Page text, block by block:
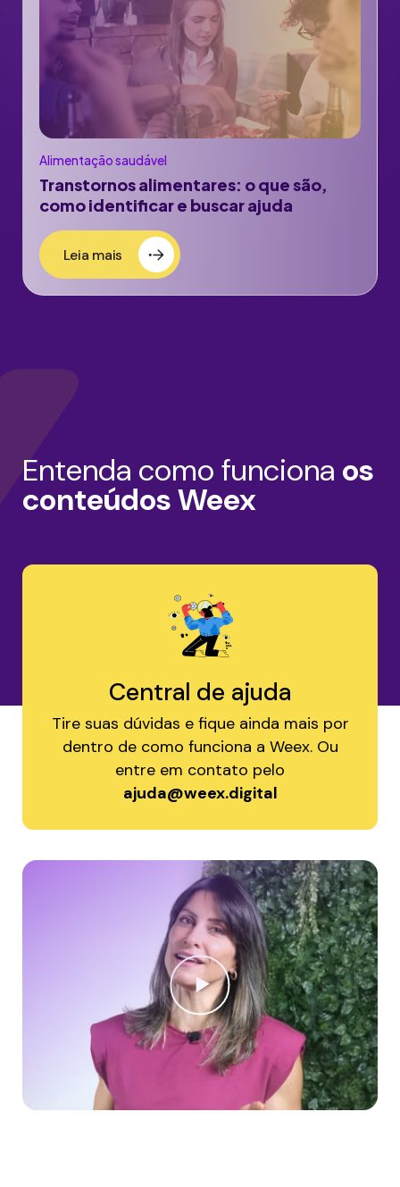
Alimentação saudável
Transtornos alimentares: o que são,
como identificar e buscar ajuda
Leia mais
Entenda como funciona os
conteúdos Weex
Central de ajuda
Tire suas dúvidas e fique ainda mais por
dentro de como funciona a Weex. Ou
entre em contato pelo
ajuda@weex.digital